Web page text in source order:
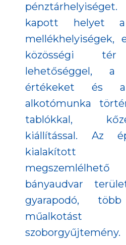
kapott helyet
mellékhelyiségek,
közösségi tér
lehetőséggel, a
értékeket és a
alkotómunka
tablókkal,
kiállítással. Az
kialakított
bányaudvar
gyarapodó,
műalkotást
szoborgyűjtemény.